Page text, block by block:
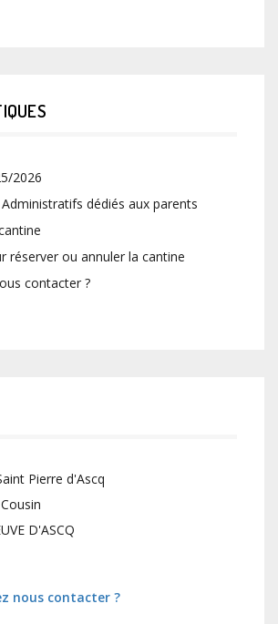
2026
dédiés aux parents
réserver ou annuler la cantine
contacter ?
Pierre d'Ascq
D'ASCQ
nous contacter ?